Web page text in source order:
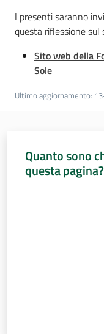
I presenti saranno
questa riflessione
Sito web della
Sole
Ultimo aggiornamento:
Quanto sono
questa pagina?